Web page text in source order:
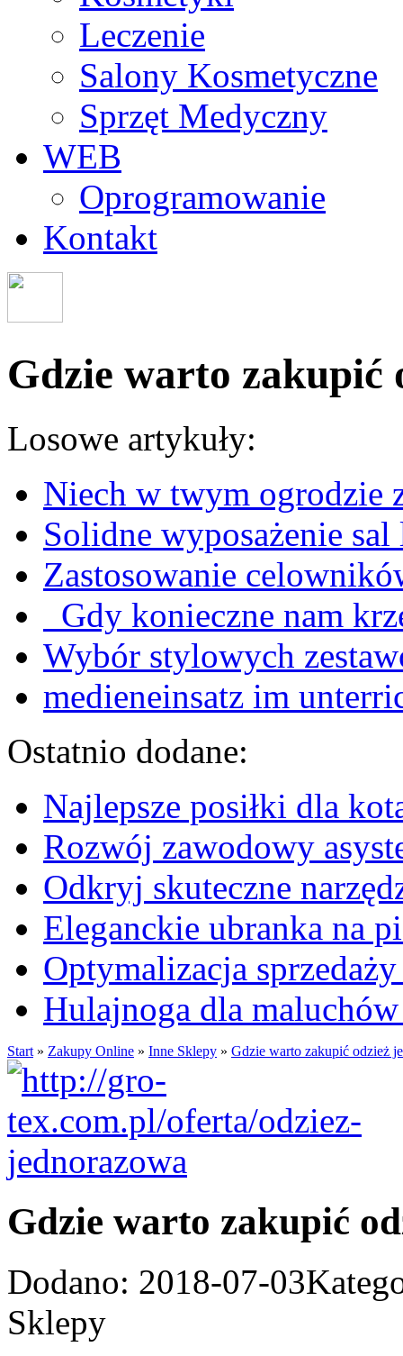
Leczenie
Salony Kosmetyczne
Sprzęt Medyczny
WEB
Oprogramowanie
Kontakt
Gdzie warto zakupić
Losowe artykuły:
Niech w twym ogrodzie
Solidne wyposażenie
Zastosowanie
Gdy konieczne nam
Wybór stylowych
medieneinsatz im
Ostatnio dodane:
Najlepsze posiłki dla
Rozwój zawodowy
Odkryj skuteczne
Eleganckie ubranka na
Optymalizacja
Hulajnoga dla maluchów
Start » Zakupy Online » Inne Sklepy » Gdzie warto zakupić odzież
Gdzie warto zakupić
Dodano: 2018-07-03
Sklepy